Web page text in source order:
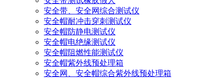
安全带、安全网综合测试仪
安全帽耐冲击穿刺测试仪
安全帽防静电测试仪
安全帽电绝缘测试仪
安全帽阻燃性能测试仪
安全帽紫外线预处理箱
安全网、安全帽综合紫外线预处理箱